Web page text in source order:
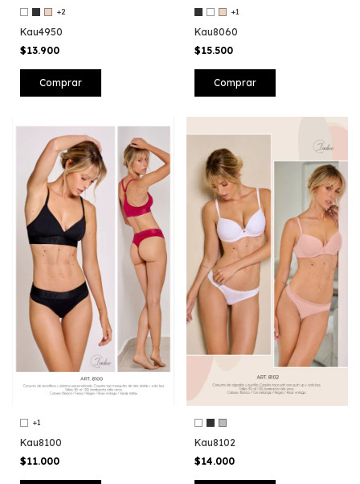
+2
Kau4950
$13.900
Comprar
+1
Kau8060
$15.500
Comprar
+1
Kau8100
$11.000
Kau8102
$14.000